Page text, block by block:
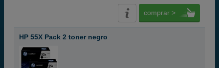
comprar >
HP 55X Pack 2 toner negro